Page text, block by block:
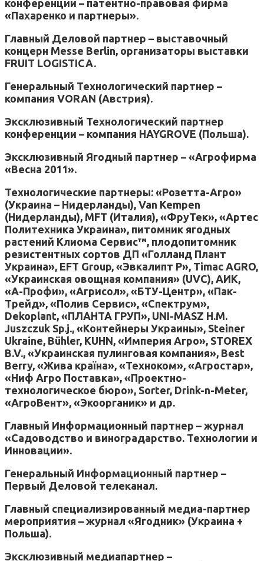
конференции – патентно-правовая фирма
«Пахаренко и партнеры».
Главный Деловой партнер – выставочный
концерн Messe Berlin, организаторы выставки
FRUIT LOGISTICA.
Генеральный Технологический партнер –
компания VORAN (Австрия).
Эксклюзивный Технологический партнер
конференции – компания HAYGROVE (Польша).
Эксклюзивный Ягодный партнер – «Агрофирма
«Весна 2011».
Технологические партнеры: «Розетта-Агро»
(Украина – Нидерланды), Van Kempen
(Нидерланды), MFT (Италия), «ФруТек», «Артес
Политехника Украина», питомник ягодных
растений Клиома Сервис™, плодопитомник
резистентных сортов ДП «Голланд Плант
Украина», EFT Group, «Эвкалипт Р», Timac AGRO,
«Украинская овощная компания» (UVC), АИК,
«А-Профи», «Агрисол», «БТУ-Центр», «Пак-
Трейд», «Полив Сервис», «Спектрум»,
Dekoplant, «ПЛАНТА ГРУП», UNI-MASZ H.M.
Juszczuk Sp.j., «Контейнеры Украины», Steiner
Ukraine, Bühler, KUHN, «Империя Агро», STOREX
B.V., «Украинская пулинговая компания», Best
Berry, «Жива країна», «Техноком», «Агростар»,
«Ниф Агро Поставка», «Проектно-
технологическое бюро», Sorter, Drink-n-Meter,
«АгроВент», «Экоорганик» и др.
Главный Информационный партнер – журнал
«Садоводство и виноградарство. Технологии и
Инновации».
Генеральный Информационный партнер –
Первый Деловой телеканал.
Главный специализированный медиа-партнер
мероприятия – журнал «Ягодник» (Украина +
Польша).
Эксклюзивный медиапартнер –